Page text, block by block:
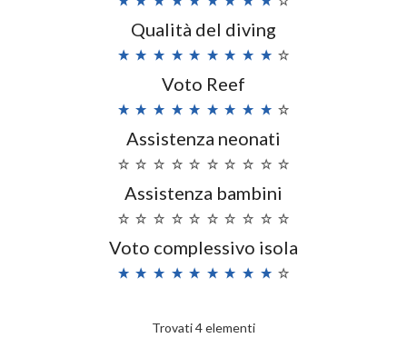
Qualità del diving
Voto Reef
Assistenza neonati
Assistenza bambini
Voto complessivo isola
Trovati 4 elementi